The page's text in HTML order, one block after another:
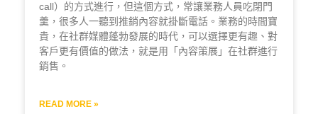
call）的方式進行，但這個方式，常讓業務人員吃閉門
羹，很多人一聽到推銷內容就掛斷電話。業務的時間寶
貴，在社群媒體蓬勃發展的時代，可以選擇更有趣、對
客戶更有價值的做法，就是用「內容策展」在社群進行
銷售。
READ MORE »